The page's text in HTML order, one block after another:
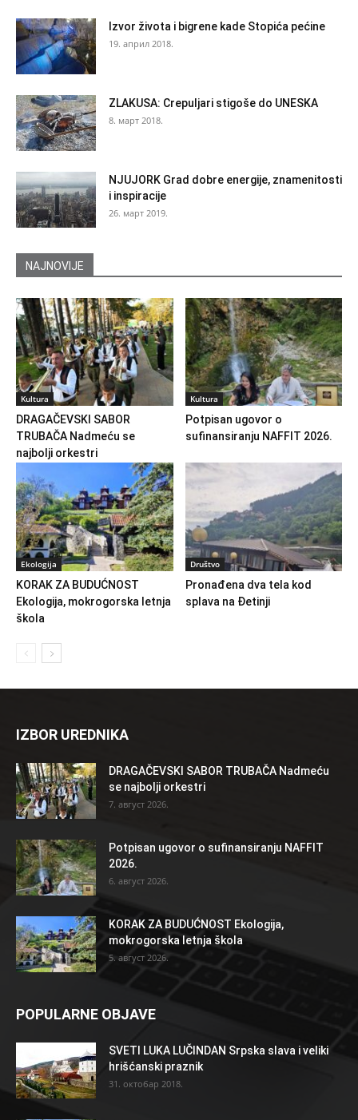
Izvor života i bigrene kade Stopića pećine
19. април 2018.
ZLAKUSA: Crepuljari stigoše do UNESKA
8. март 2018.
NJUJORK Grad dobre energije, znamenitosti
i inspiracije
26. март 2019.
NAJNOVIJE
Kultura
DRAGAČEVSKI SABOR
TRUBAČA Nadmeću se
najbolji orkestri
Kultura
Potpisan ugovor o
sufinansiranju NAFFIT 2026.
Ekologija
KORAK ZA BUDUĆNOST
Ekologija, mokrogorska letnja
škola
Društvo
Pronađena dva tela kod
splava na Đetinji
IZBOR UREDNIKA
DRAGAČEVSKI SABOR TRUBAČA Nadmeću
se najbolji orkestri
7. август 2026.
Potpisan ugovor o sufinansiranju NAFFIT
2026.
6. август 2026.
KORAK ZA BUDUĆNOST Ekologija,
mokrogorska letnja škola
5. август 2026.
POPULARNE OBJAVE
SVETI LUKA LUČINDAN Srpska slava i veliki
hrišćanski praznik
31. октобар 2018.